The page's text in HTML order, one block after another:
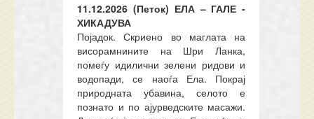
11.12.2026 (Петок) ЕЛА – ГАЛЕ -
ХИКАДУВА
Појадок. Скриено во маглата на
висорамнините на Шри Ланка,
помеѓу идилични зелени ридови и
водопади, се наоѓа Ела. Покрај
природната убавина, селото е
познато и по ајурведските масажи.